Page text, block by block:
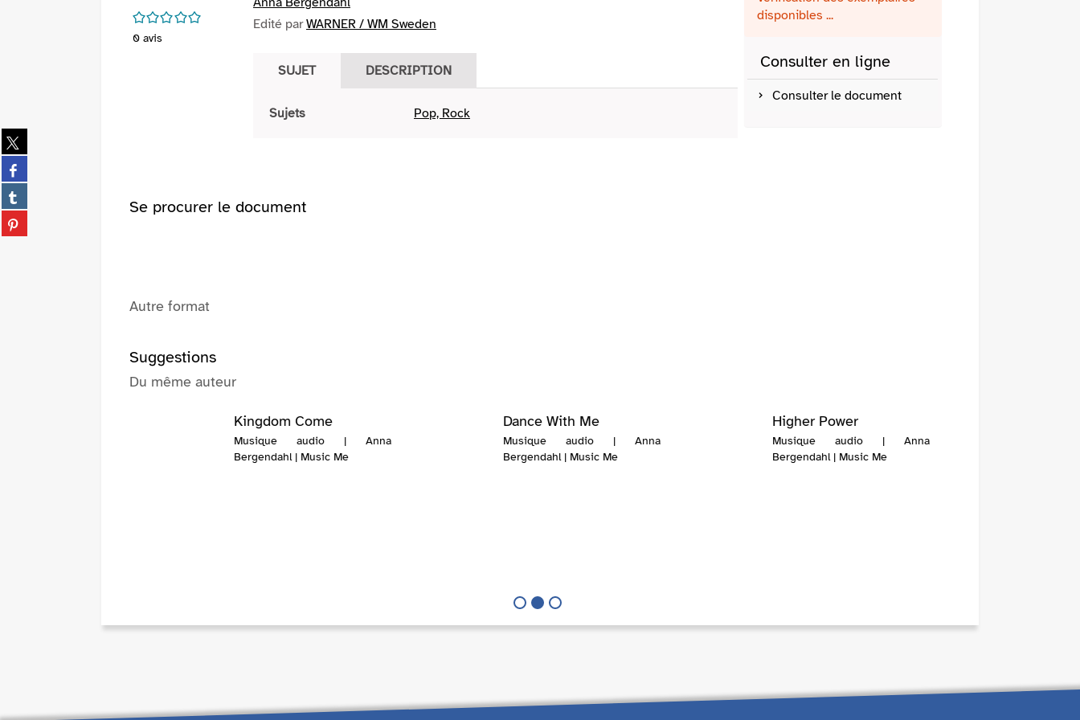
Partager
sur
twitter
(Nouvelle
fenêtre)
Partager
sur
facebook
(Nouvelle
fenêtre)
Partager
sur
tumblr
Partager
sur
/5
0 avis
Edité parWARNER / WM Sweden
SUJET DESCRIPTION
Sujets Pop, Rock
disponibles ...
Consulter en ligne
Consulter le document
Se procurer le document
Autre format
Suggestions
Du même auteur
Dance With Me
Musique audio | Anna
Bergendahl | Music Me
Higher Power
Musique audio | Anna
Bergendahl | Music Me
Kingdom Come
Musique audio | Anna
Bergendahl | Music Me